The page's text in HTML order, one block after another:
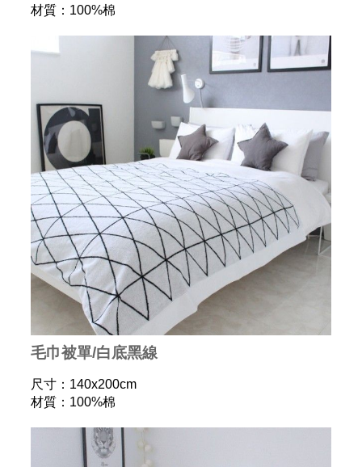
材質：100%棉
毛巾被單/白底黑線
尺寸：140x200cm
材質：100%棉